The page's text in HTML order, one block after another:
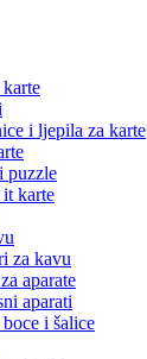
i ljepila za karte
puzzle
it karte
za kavu
aparate
aparati
i šalice